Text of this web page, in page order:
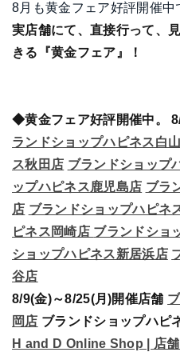
8月も黄金フェア好評開催中
実店舗にて、直接行って、
きる『黄金フェア』！
◆黄金フェア好評開催中。
ランドショップハピネス白
ス秋田店 ブランドショップ
ップハピネス鹿児島店 ブラ
店 ブランドショップハピネ
ピネス岡崎店 ブランドショ
ショップハピネス新居浜店
谷店
8/9(金)～8/25(月)開催店舗
岡店 ブランドショップハ
H and D Online Shop | 店